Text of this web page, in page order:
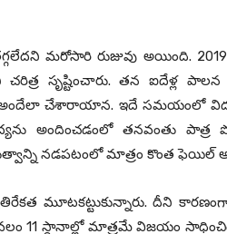
మరోసారి రుజువు అయింది.
సృష్టించారు. తన ఐదేళ్ల
అందేలా చేశారాయాన. ఇదే సమయంలో
అందించడంలో తనవంతు పాత్ర
నడపటంలో మాత్రం కొంత ఫెయిల్
మూటకట్టుకున్నారు. దీని
11 స్థానాల్లో మాత్రమే విజయం